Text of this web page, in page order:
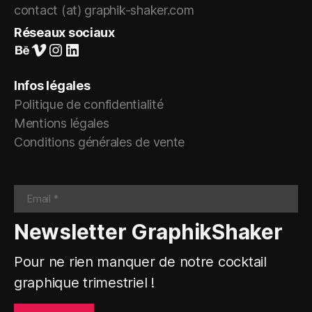
contact (at) graphik-shaker.com
Réseaux sociaux
Suivez-nous sur Behance
Vimeo
Instagram
LinkedIn
Infos légales
Politique de confidentialité
Mentions légales
Conditions générales de vente
Newsletter GraphikShaker
Pour ne rien manquer de notre cocktail
graphique trimestriel !